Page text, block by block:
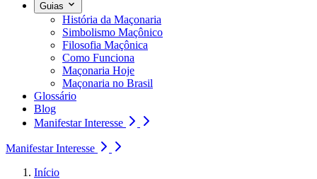
Guias
História da Maçonaria
Simbolismo Maçônico
Filosofia Maçônica
Como Funciona
Maçonaria Hoje
Maçonaria no Brasil
Glossário
Blog
Manifestar Interesse
Manifestar Interesse
Início